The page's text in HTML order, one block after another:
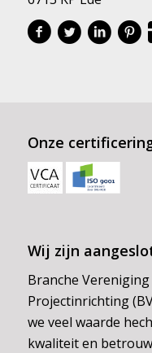
Onze
Wij zijn
Branche Vereniging
Projectinrichting
we veel waarde
kwaliteit en